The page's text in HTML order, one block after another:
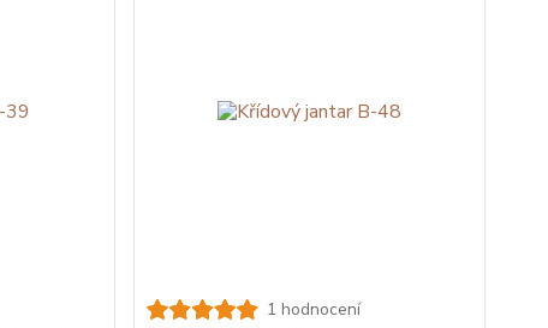
1 hodnocení